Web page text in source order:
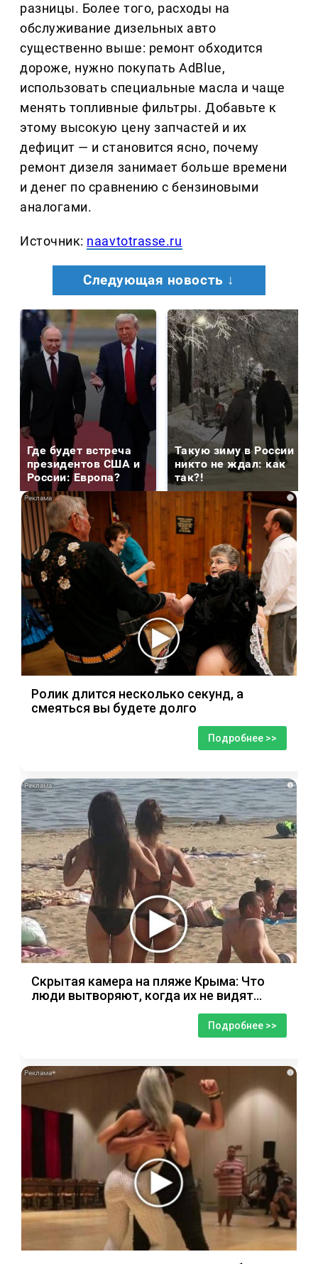
разницы. Более того, расходы на
обслуживание дизельных авто
существенно выше: ремонт обходится
дороже, нужно покупать AdBlue,
использовать специальные масла и чаще
менять топливные фильтры. Добавьте к
этому высокую цену запчастей и их
дефицит — и становится ясно, почему
ремонт дизеля занимает больше времени
и денег по сравнению с бензиновыми
аналогами.
Источник: naavtotrasse.ru
Следующая новость ↓
Где будет встреча
президентов США и
России: Европа?
Такую зиму в России
никто не ждал: как
так?!
i
Ролик длится несколько секунд, а
смеяться вы будете долго
Подробнее >>
i
Скрытая камера на пляже Крыма: Что
люди вытворяют, когда их не видят...
Подробнее >>
i